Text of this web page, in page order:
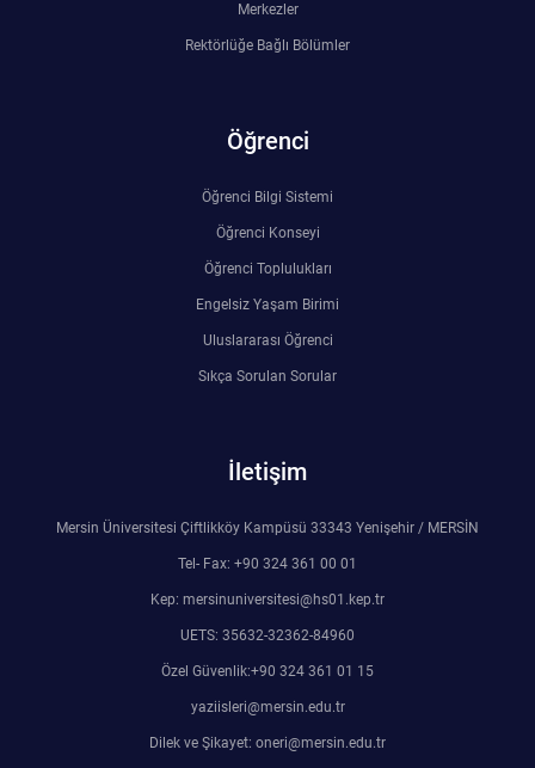
Merkezler
Rektörlüğe Bağlı Bölümler
Öğrenci
Öğrenci Bilgi Sistemi
Öğrenci Konseyi
Öğrenci Toplulukları
Engelsiz Yaşam Birimi
Uluslararası Öğrenci
Sıkça Sorulan Sorular
İletişim
Mersin Üniversitesi Çiftlikköy Kampüsü 33343 Yenişehir / MERSİN
Tel- Fax: +90 324 361 00 01
Kep: mersinuniversitesi@hs01.kep.tr
UETS: 35632-32362-84960
Özel Güvenlik:+90 324 361 01 15
yaziisleri@mersin.edu.tr
Dilek ve Şikayet: oneri@mersin.edu.tr